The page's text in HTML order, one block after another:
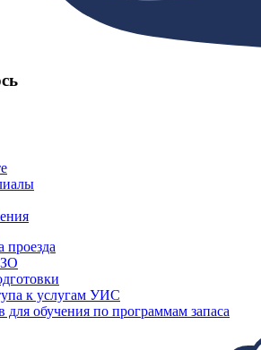
проезда
к услугам УИС
для обучения по программам запаса